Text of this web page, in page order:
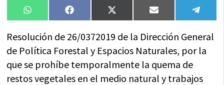
Compartir
en
WhatsAppCompartir
en
FacebookCompartir
en
X
(Twitter)
Compartir
en
Email
en
Resolución de 26/0372019 de la Dirección General
de Política Forestal y Espacios Naturales, por la
que se prohíbe temporalmente la quema de
restos vegetales en el medio natural y trabajos